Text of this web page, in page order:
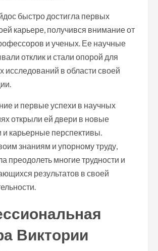
быстро достигла первых
карьере, получився внимание от
и ученых. Ее научные
отклик и стали опорой для
исследований в области своей
и первые успехи в научных
открыли ей двери в новые
и карьерные перспективы.
знаниям и упорному труду,
преодолеть многие трудности и
результатов в своей
Виктории